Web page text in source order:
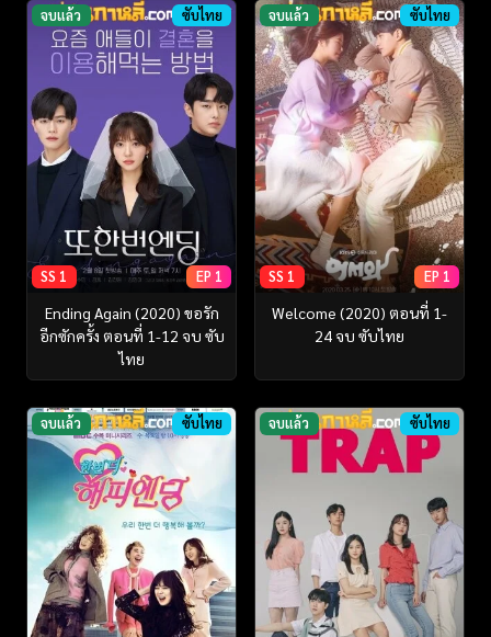
จบแล้ว ซับไทย
SS 1 EP 1
Ending Again (2020) ขอรัก
อีกซักครั้ง ตอนที่ 1-12 จบ ซับ
ไทย
จบแล้ว ซับไทย
SS 1 EP 1
Welcome (2020) ตอนที่ 1-
24 จบ ซับไทย
จบแล้ว ซับไทย จบแล้ว ซับไทย